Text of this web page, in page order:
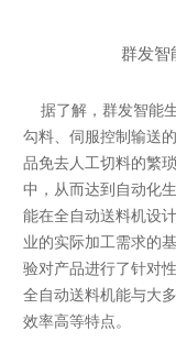
群发
据了解，群发智能
勾料、伺服控制输送
品免去人工切料的繁
中，从而达到自动化
能在全自动送料机设
业的实际加工需求的
验对产品进行了针对
全自动送料机能与大
效率高等特点。